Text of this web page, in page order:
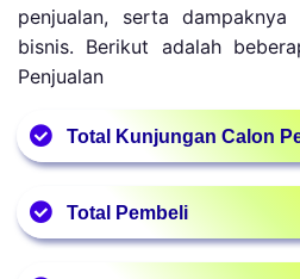
penjualan, serta dampaknya
bisnis. Berikut adalah
Penjualan
Total Kunjungan Calon
Total kunjungan calon
orang yang datang atau
maupun online dalam
digunakan untuk mengukur
Total Pembeli
Total pembeli adalah